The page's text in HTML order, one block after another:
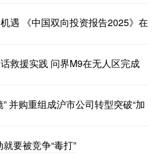
遇 《中国双向投资报告2025》在
救援实践 问界M9在无人区完成
并购重组成沪市公司转型突破“加
要被竞争“毒打”